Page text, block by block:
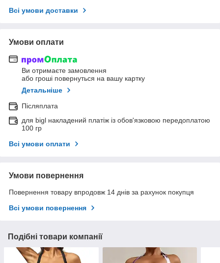
Всі умови доставки
Умови оплати
Ви отримаєте замовлення
або гроші повернуться на вашу картку
Детальніше
Післяплата
для bigl накладений платіж із обов'язковою передоплатою
100 гр
Всі умови оплати
Умови повернення
Повернення товару впродовж 14 днів за рахунок покупця
Всі умови повернення
Подібні товари компанії